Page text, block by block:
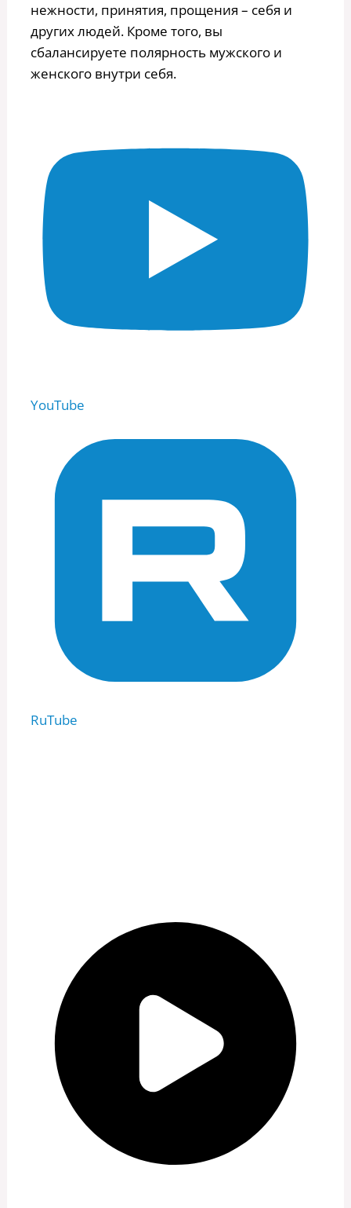
нежности, принятия, прощения – себя и
других людей. Кроме того, вы
сбалансируете полярность мужского и
женского внутри себя.
YouTube
RuTube